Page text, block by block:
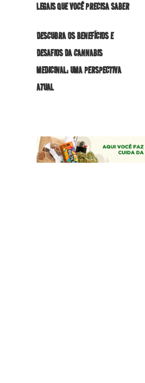
LEGAIS QUE VOCÊ PRECISA SABER
DESCUBRA OS BENEFÍCIOS E
DESAFIOS DA CANNABIS
MEDICINAL: UMA PERSPECTIVA
ATUAL